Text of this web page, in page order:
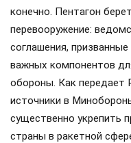
конечно. Пентагон
перевооружение:
соглашения,
важных компонентов
обороны. Как передает
источники в
существенно укрепить
страны в ракетной